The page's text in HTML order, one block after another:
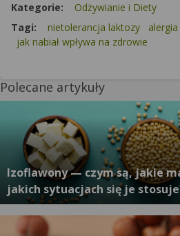
Kategorie:
Odżywianie i Diety
Tagi:
nietolerancja laktozy
jak nabiał wpływa na zdrowie
Polecane artykuły
Izoflawony — czym są, jakie
jakich sytuacjach się je